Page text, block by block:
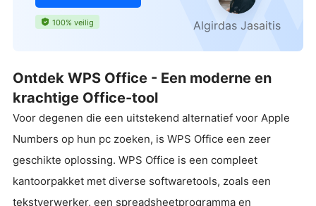
100% veilig Algirdas Jasaitis
Ontdek WPS Office - Een moderne en
krachtige Office-tool
Voor degenen die een uitstekend alternatief voor Apple
Numbers op hun pc zoeken, is WPS Office een zeer
geschikte oplossing. WPS Office is een compleet
kantoorpakket met diverse softwaretools, zoals een
tekstverwerker, een spreadsheetprogramma en